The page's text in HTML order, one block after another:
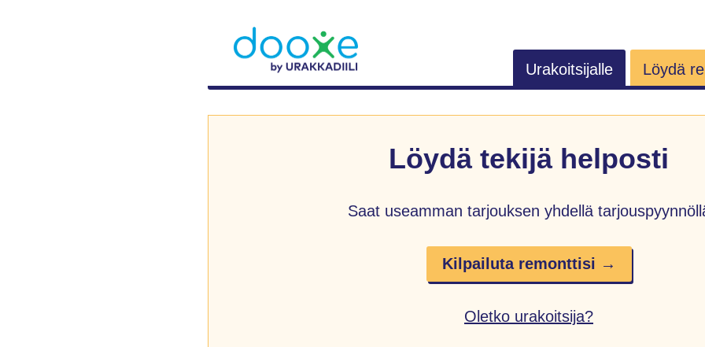
Urakoitsijalle Löydä
Löydä tekijä helposti
Saat useamman tarjouksen yhdellä
Kilpailuta remonttisi →
Oletko urakoitsija?